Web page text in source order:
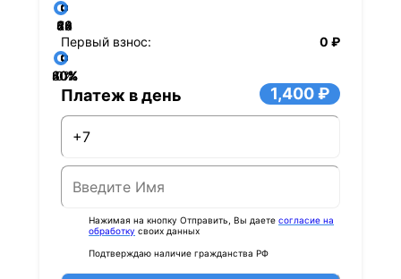
12
24
36
48
60
72
84
Первый взнос:
0 ₽
0%
20%
40%
60%
80%
Платеж в день 1,400 ₽
Нажимая на кнопку Отправить, Вы даете согласие на
обработку своих данных
Подтверждаю наличие гражданства РФ